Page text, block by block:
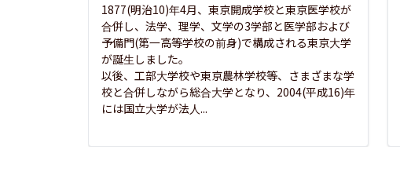
1877(明治10)年4月、東京開成学校と東京医学校が
合併し、法学、理学、文学の3学部と医学部および
予備門(第一高等学校の前身)で構成される東京大学
が誕生しました。
以後、工部大学校や東京農林学校等、さまざまな学
校と合併しながら総合大学となり、2004(平成16)年
には国立大学が法人...